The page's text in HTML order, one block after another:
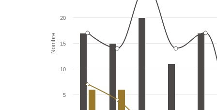
Nombre
5
10
15
20